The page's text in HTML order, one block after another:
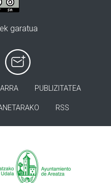
garatua
PUBLIZITATEA
RSS